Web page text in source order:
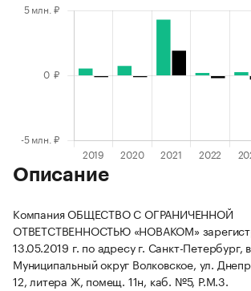
Описание
Компания ОБЩЕСТВО С ОГРАНИЧЕННОЙ
ОТВЕТСТВЕННОСТЬЮ «НОВАКОМ»
13.05.2019 г. по адресу г. Санкт-Петербург,
Муниципальный округ Волковское, ул.
12, литера Ж, помещ. 11н, каб. №5, Р.М.3.